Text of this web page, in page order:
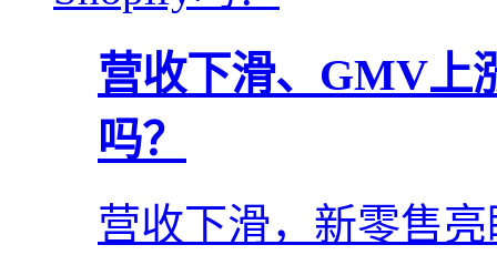
营收下滑、GMV上
吗？
营收下滑，新零售